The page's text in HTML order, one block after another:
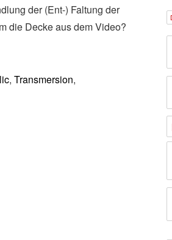
der (Ent-) Faltung der
die Decke aus dem Video?
, Transmersion,